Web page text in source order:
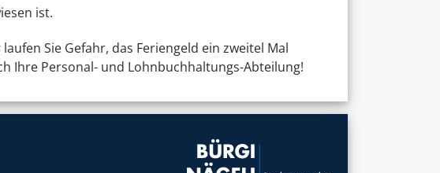
ist.
laufen Sie Gefahr, das Feriengeld ein zweitel Mal
Ihre Personal- und Lohnbuchhaltungs-Abteilung!